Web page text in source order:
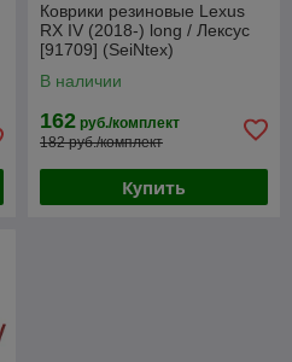
Коврики резиновые Lexus
RX IV (2018-) long / Лексус
[91709] (SeiNtex)
В наличии
162 руб./комплект
182 руб./комплект
Купить